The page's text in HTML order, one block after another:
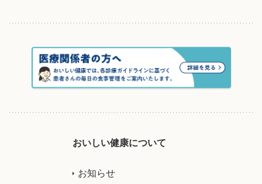
おいしい健康について
お知らせ